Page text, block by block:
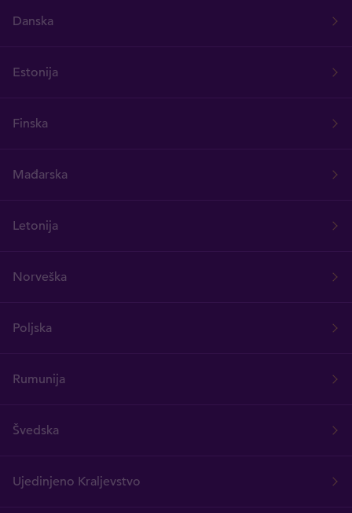
Danska
Estonija
Finska
Mađarska
Letonija
Norveška
Poljska
Rumunija
Švedska
Ujedinjeno Kraljevstvo